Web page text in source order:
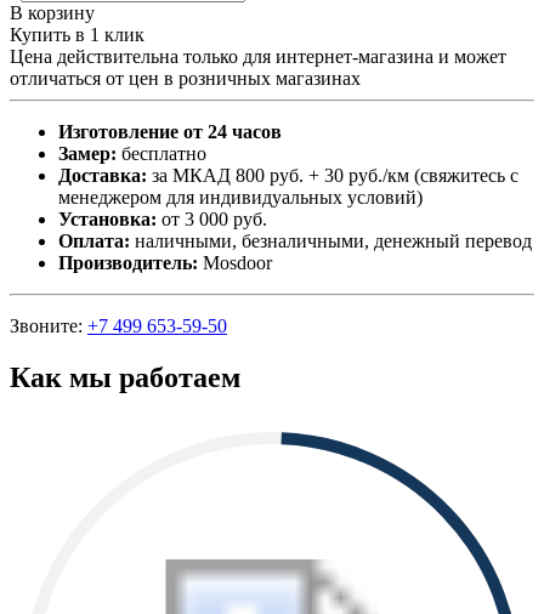
В корзину
Купить в 1 клик
Цена действительна только для интернет-магазина и может
отличаться от цен в розничных магазинах
Изготовление от 24 часов
Замер: бесплатно
Доставка: за МКАД 800 руб. + 30 руб./км (свяжитесь с
менеджером для индивидуальных условий)
Установка: от 3 000 руб.
Оплата: наличными, безналичными, денежный перевод
Производитель: Mosdoor
Звоните: +7 499 653-59-50
Как мы работаем